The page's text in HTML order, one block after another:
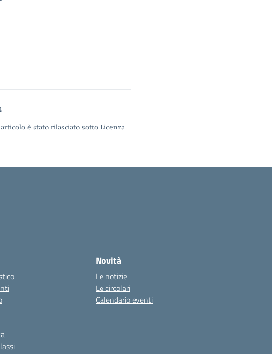
è stato rilasciato sotto Licenza
Novità
Le notizie
Le circolari
Calendario eventi